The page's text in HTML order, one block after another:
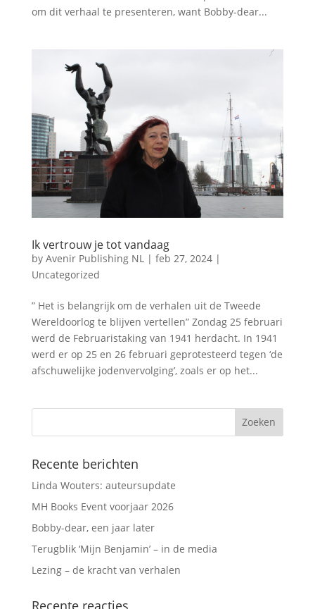
om dit verhaal te presenteren, want Bobby-dear...
Ik vertrouw je tot vandaag
by Avenir Publishing NL | feb 27, 2024|
Uncategorized
” Het is belangrijk om de verhalen uit de Tweede
Wereldoorlog te blijven vertellen” Zondag 25 februari
werd de Februaristaking van 1941 herdacht. In 1941
werd er op 25 en 26 februari geprotesteerd tegen ‘de
afschuwelijke jodenvervolging’, zoals er op het...
Recente berichten
Linda Wouters: auteursupdate
MH Books Event voorjaar 2026
Bobby-dear, een jaar later
Terugblik ‘Mijn Benjamin’ – in de media
Lezing – de kracht van verhalen
Recente reacties